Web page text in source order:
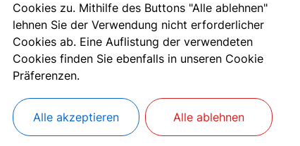
von Formularen benötigen
Sie "reCAPTCHA" in Ihren Cookie
Cookies zu. Mithilfe des Buttons "Alle ablehnen"
lehnen Sie der Verwendung nicht erforderlicher
Cookies ab. Eine Auflistung der verwendeten
Cookies finden Sie ebenfalls in unseren Cookie
Präferenzen.
Alle akzeptieren Alle ablehnen